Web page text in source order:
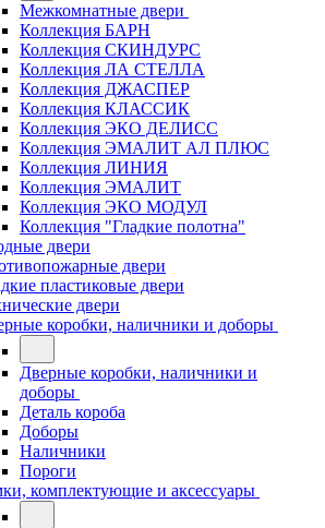
Межкомнатные двери
Коллекция БАРН
Коллекция СКИНДУРС
Коллекция ЛА СТЕЛЛА
Коллекция ДЖАСПЕР
Коллекция КЛАССИК
Коллекция ЭКО ДЕЛИСС
Коллекция ЭМАЛИТ АЛ ПЛЮС
Коллекция ЛИНИЯ
Коллекция ЭМАЛИТ
Коллекция ЭКО МОДУЛ
Коллекция "Гладкие полотна"
двери
двери
пластиковые двери
двери
коробки, наличники и доборы
Дверные коробки, наличники и
доборы
Деталь короба
Доборы
Наличники
Пороги
комплектующие и аксессуары